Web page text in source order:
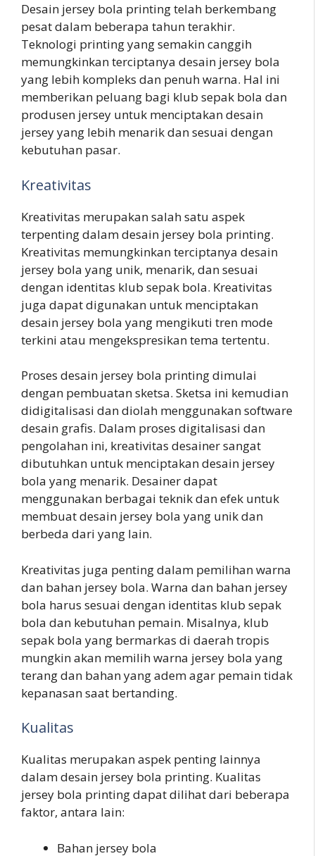
Desain jersey bola printing telah berkembang
pesat dalam beberapa tahun terakhir.
Teknologi printing yang semakin canggih
memungkinkan terciptanya desain jersey bola
yang lebih kompleks dan penuh warna. Hal ini
memberikan peluang bagi klub sepak bola dan
produsen jersey untuk menciptakan desain
jersey yang lebih menarik dan sesuai dengan
kebutuhan pasar.
Kreativitas
Kreativitas merupakan salah satu aspek
terpenting dalam desain jersey bola printing.
Kreativitas memungkinkan terciptanya desain
jersey bola yang unik, menarik, dan sesuai
dengan identitas klub sepak bola. Kreativitas
juga dapat digunakan untuk menciptakan
desain jersey bola yang mengikuti tren mode
terkini atau mengekspresikan tema tertentu.
Proses desain jersey bola printing dimulai
dengan pembuatan sketsa. Sketsa ini kemudian
didigitalisasi dan diolah menggunakan software
desain grafis. Dalam proses digitalisasi dan
pengolahan ini, kreativitas desainer sangat
dibutuhkan untuk menciptakan desain jersey
bola yang menarik. Desainer dapat
menggunakan berbagai teknik dan efek untuk
membuat desain jersey bola yang unik dan
berbeda dari yang lain.
Kreativitas juga penting dalam pemilihan warna
dan bahan jersey bola. Warna dan bahan jersey
bola harus sesuai dengan identitas klub sepak
bola dan kebutuhan pemain. Misalnya, klub
sepak bola yang bermarkas di daerah tropis
mungkin akan memilih warna jersey bola yang
terang dan bahan yang adem agar pemain tidak
kepanasan saat bertanding.
Kualitas
Kualitas merupakan aspek penting lainnya
dalam desain jersey bola printing. Kualitas
jersey bola printing dapat dilihat dari beberapa
faktor, antara lain:
Bahan jersey bola